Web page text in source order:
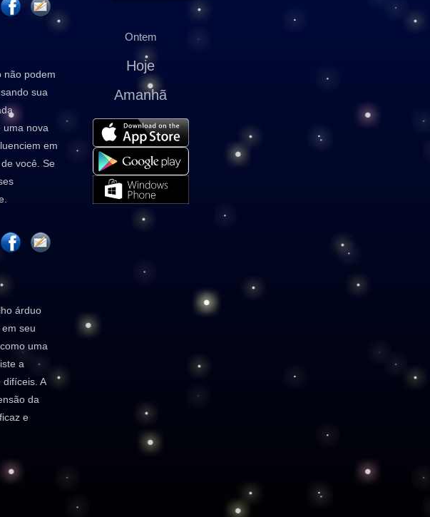
Ontem
Hoje
Amanhã
não podem
sua
uma nova
em
você. Se
árduo
seu
uma
a
A
da
e